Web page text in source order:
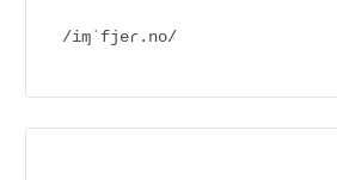
/iɱˈfjeɾ.no/